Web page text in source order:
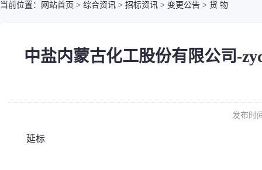
当前位置： 网站首页 > 综合资讯 > 招标资讯 > 变更公告 > 货 物
中盐内蒙古化工股份有限公司-
发布时
延标